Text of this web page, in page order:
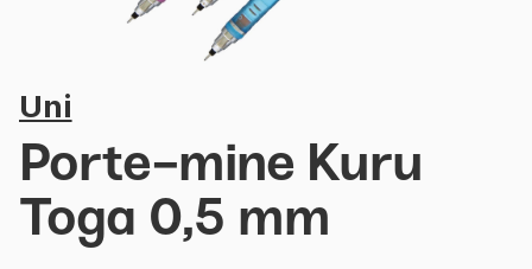
Uni
Porte-mine Kuru
Toga 0,5 mm